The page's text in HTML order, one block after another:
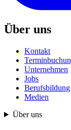
Über uns
Kontakt
Unternehmen
Jobs
Berufsbildung
Medien
Über uns